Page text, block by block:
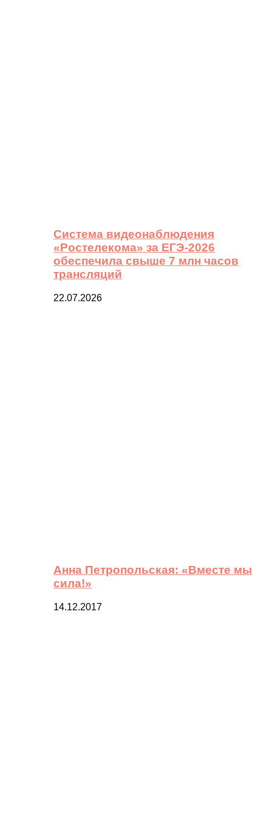
Система видеонаблюдения
«Ростелекома» за ЕГЭ-2026
обеспечила свыше 7 млн часов
трансляций
22.07.2026
Анна Петропольская: «Вместе мы
сила!»
14.12.2017